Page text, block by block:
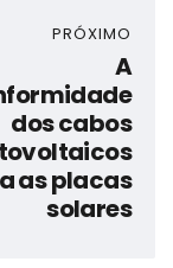
PRÓXIMO
A
dos cabos
as placas
solares